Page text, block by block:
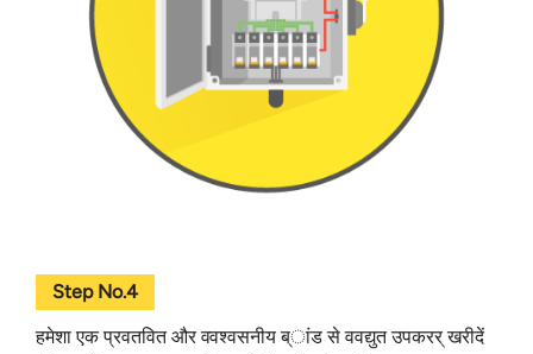
Step No.4
हमेशा एक प्रवतवित और ववश्वसनीय ब्ांड से ववद्युत उपकरर् खरीदें